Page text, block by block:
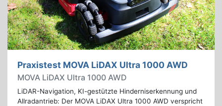
Praxistest MOVA LiDAX Ultra 1000 AWD
MOVA LiDAX Ultra 1000 AWD
LiDAR-Navigation, KI-gestützte Hinderniserkennung und
Allradantrieb: Der MOVA LiDAX Ultra 1000 AWD verspricht